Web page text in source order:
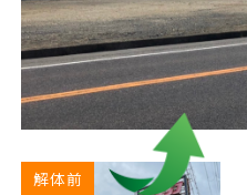
解体前